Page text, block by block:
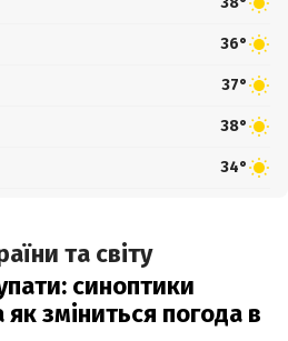
36°
37°
38°
34°
та світу
синоптики
зміниться погода в